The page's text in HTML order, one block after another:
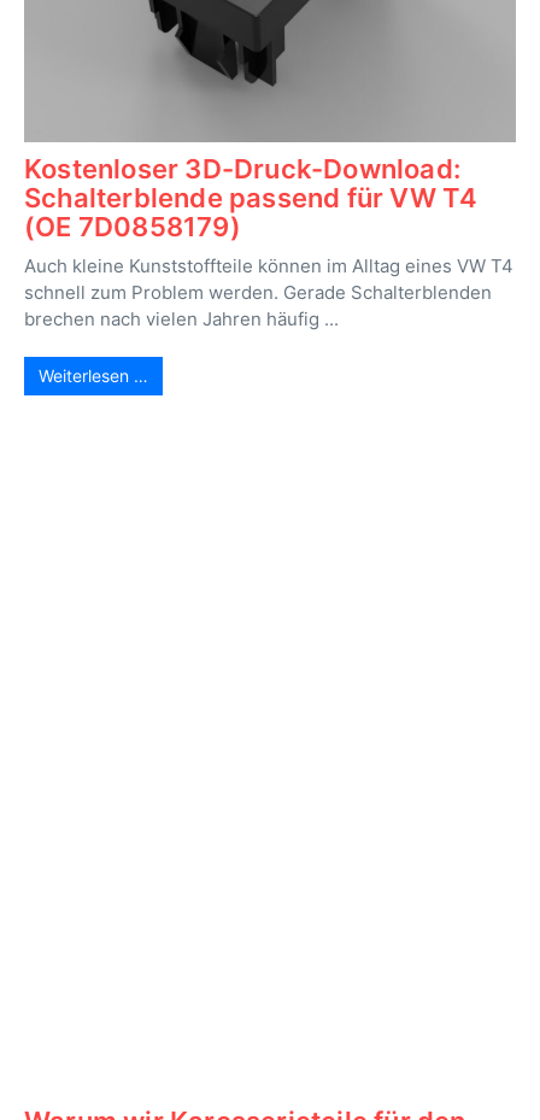
Kostenloser 3D-Druck-Download:
Schalterblende passend für VW T4
(OE 7D0858179)
Auch kleine Kunststoffteile können im Alltag eines VW T4
schnell zum Problem werden. Gerade Schalterblenden
brechen nach vielen Jahren häufig ...
Weiterlesen …